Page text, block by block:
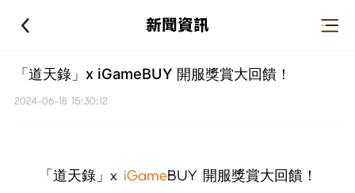
新聞資訊
「道天錄」x iGameBUY 開服獎賞大回饋！
2024-06-18 15:30:12
「道天錄」x iGameBUY 開服獎賞大回饋！